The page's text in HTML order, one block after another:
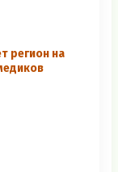
регион на